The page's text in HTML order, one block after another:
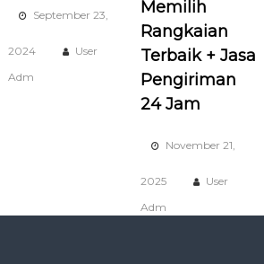
September 23,
2024
User
Adm
Memilih
Rangkaian
Terbaik + Jasa
Pengiriman
24 Jam
November 21,
2025
User
Adm